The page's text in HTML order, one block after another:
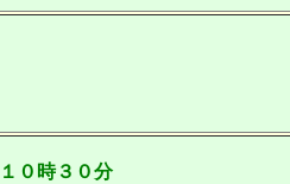
０時３０分